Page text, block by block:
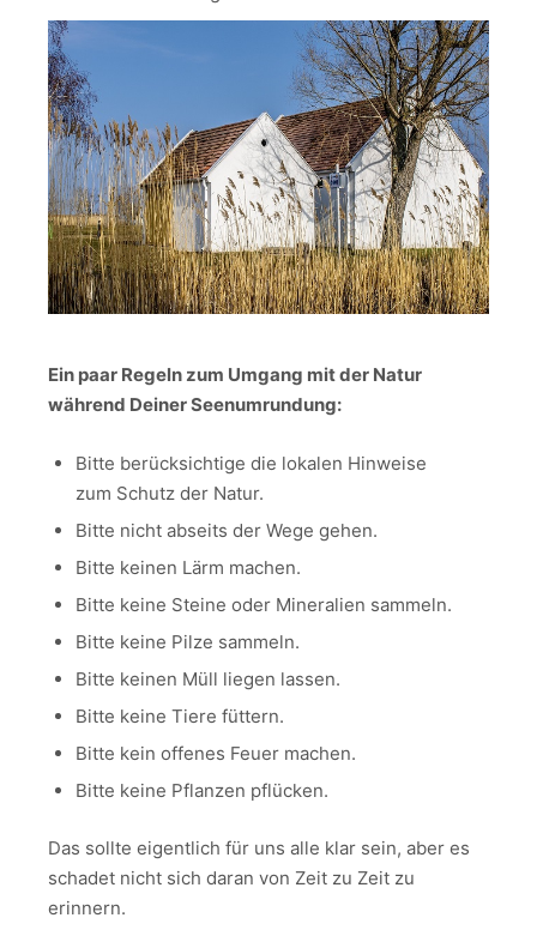
Ein paar Regeln zum Umgang mit der Natur
während Deiner Seenumrundung:
Bitte berücksichtige die lokalen Hinweise
zum Schutz der Natur.
Bitte nicht abseits der Wege gehen.
Bitte keinen Lärm machen.
Bitte keine Steine oder Mineralien sammeln.
Bitte keine Pilze sammeln.
Bitte keinen Müll liegen lassen.
Bitte keine Tiere füttern.
Bitte kein offenes Feuer machen.
Bitte keine Pflanzen pflücken.
Das sollte eigentlich für uns alle klar sein, aber es
schadet nicht sich daran von Zeit zu Zeit zu
erinnern.